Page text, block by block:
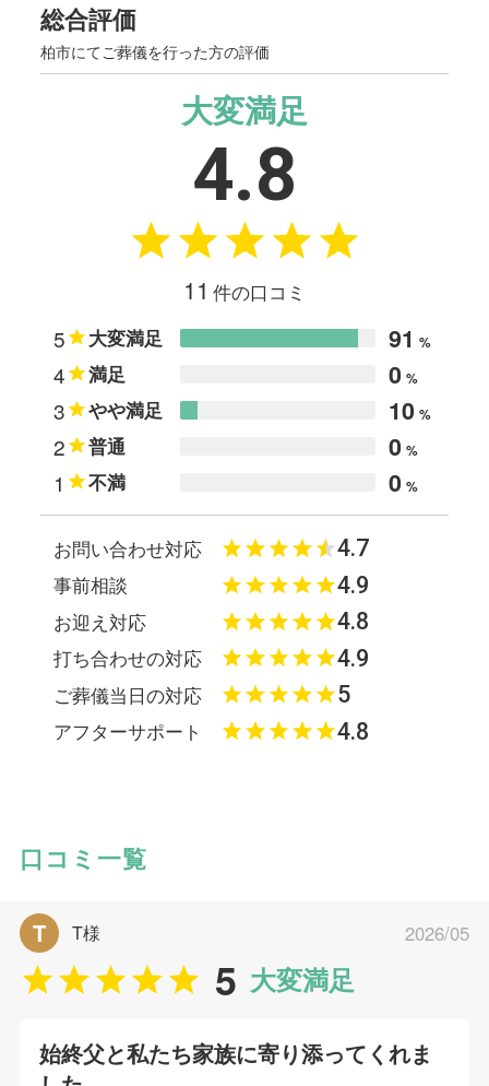
総合評価
柏市にてご葬儀を行った方の評価
大変満足
4.8
11 件の口コミ
5 大変満足 91 %
4 満足 0 %
3 やや満足 10 %
2 普通 0 %
1 不満 0 %
お問い合わせ対応 4.7
事前相談 4.9
お迎え対応 4.8
打ち合わせの対応 4.9
ご葬儀当日の対応 5
アフターサポート 4.8
口コミ一覧
5 大変満足
T T様 2026/05
始終父と私たち家族に寄り添ってくれま